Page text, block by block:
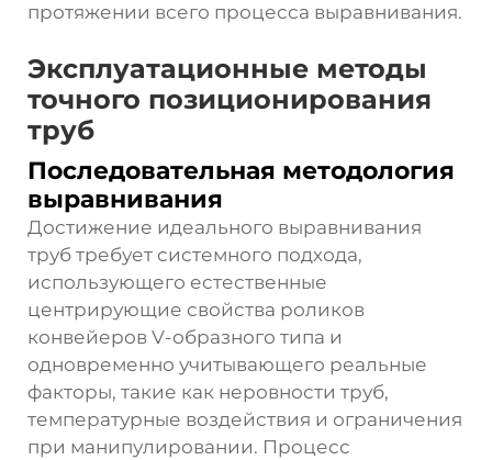
протяжении всего процесса выравнивания.
Эксплуатационные методы
точного позиционирования
труб
Последовательная методология
выравнивания
Достижение идеального выравнивания
труб требует системного подхода,
использующего естественные
центрирующие свойства роликов
конвейеров V-образного типа и
одновременно учитывающего реальные
факторы, такие как неровности труб,
температурные воздействия и ограничения
при манипулировании. Процесс